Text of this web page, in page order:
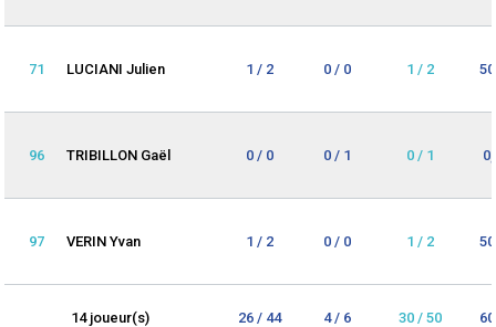
71 LUCIANI Julien 1 / 2 0 / 0 1 / 2
96 TRIBILLON Gaël 0 / 0 0 / 1 0 / 1
97 VERIN Yvan 1 / 2 0 / 0 1 / 2
14 joueur(s) 26 / 44 4 / 6 30 / 50